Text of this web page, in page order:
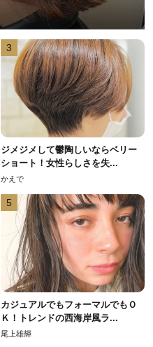
3
ジメジメして鬱陶しいならベリー
ショート！女性らしさを失...
かえで
5
カジュアルでもフォーマルでもＯ
Ｋ！トレンドの西海岸風ラ...
尾上雄輝